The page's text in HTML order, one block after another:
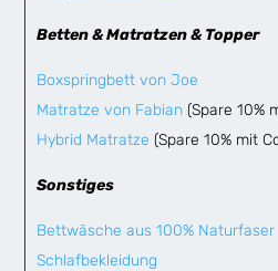
Betten & Matratzen & Topper
Boxspringbett von Joe
Matratze von Fabian (Spare 10%
Hybrid Matratze (Spare 10% mit
Sonstiges
Bettwäsche aus 100% Naturfaser
Schlafbekleidung